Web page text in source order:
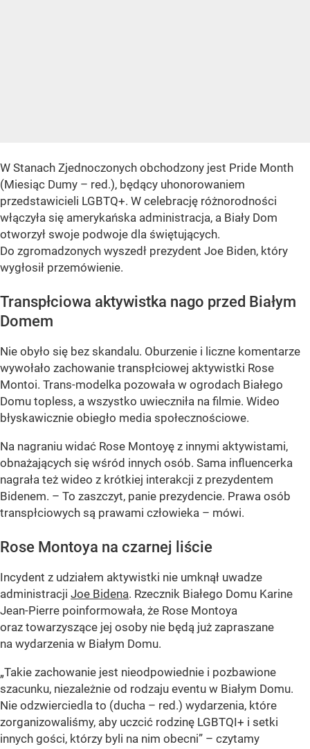
W Stanach Zjednoczonych obchodzony jest Pride Month
(Miesiąc Dumy – red.), będący uhonorowaniem
przedstawicieli LGBTQ+. W celebrację różnorodności
włączyła się amerykańska administracja, a Biały Dom
otworzył swoje podwoje dla świętujących.
Do zgromadzonych wyszedł prezydent Joe Biden, który
wygłosił przemówienie.
Transpłciowa aktywistka nago przed Białym
Domem
Nie obyło się bez skandalu. Oburzenie i liczne komentarze
wywołało zachowanie transpłciowej aktywistki Rose
Montoi. Trans-modelka pozowała w ogrodach Białego
Domu topless, a wszystko uwieczniła na filmie. Wideo
błyskawicznie obiegło media społecznościowe.
Na nagraniu widać Rose Montoyę z innymi aktywistami,
obnażających się wśród innych osób. Sama influencerka
nagrała też wideo z krótkiej interakcji z prezydentem
Bidenem. – To zaszczyt, panie prezydencie. Prawa osób
transpłciowych są prawami człowieka – mówi.
Rose Montoya na czarnej liście
Incydent z udziałem aktywistki nie umknął uwadze
administracji Joe Bidena. Rzecznik Białego Domu Karine
Jean-Pierre poinformowała, że Rose Montoya
oraz towarzyszące jej osoby nie będą już zapraszane
na wydarzenia w Białym Domu.
„Takie zachowanie jest nieodpowiednie i pozbawione
szacunku, niezależnie od rodzaju eventu w Białym Domu.
Nie odzwierciedla to (ducha – red.) wydarzenia, które
zorganizowaliśmy, aby uczcić rodzinę LGBTQI+ i setki
innych gości, którzy byli na nim obecni” – czytamy